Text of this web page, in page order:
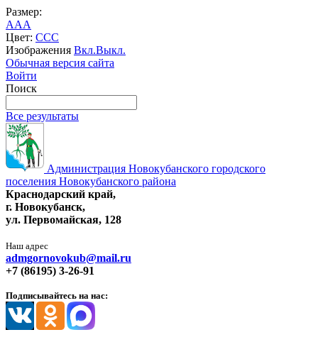
Размер:
AAA
Цвет: CCC
Изображения Вкл.Выкл.
Обычная версия сайта
Войти
Поиск
Все результаты
Администрация Новокубанского городского
поселения Новокубанского района
Краснодарский край,
г. Новокубанск,
ул. Первомайская, 128
Наш адрес
admgornovokub@mail.ru
+7 (86195) 3-26-91
Подписывайтесь на нас: